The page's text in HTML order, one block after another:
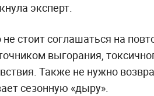
эксперт.
стоит соглашаться на
выгорания,
Также не нужно
сезонную «дыру».